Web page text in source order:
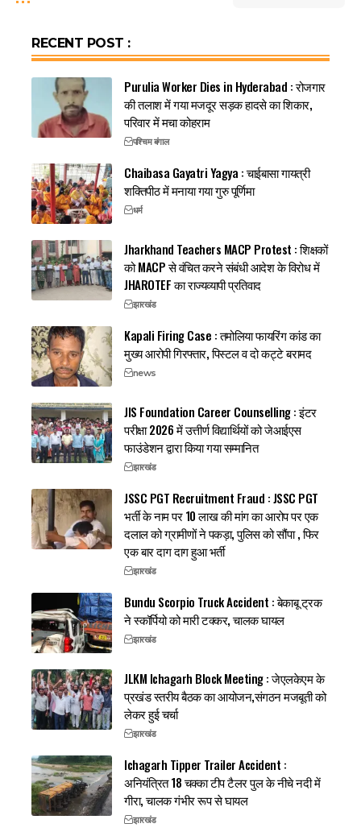
RECENT POST :
Purulia Worker Dies in Hyderabad : रोजगार
की तलाश में गया मजदूर सड़क हादसे का शिकार,
परिवार में मचा कोहराम
पश्चिम बंगाल
Chaibasa Gayatri Yagya : चाईबासा गायत्री
शक्तिपीठ में मनाया गया गुरु पूर्णिमा
धर्म
Jharkhand Teachers MACP Protest : शिक्षकों
को MACP से वंचित करने संबंधी आदेश के विरोध में
JHAROTEF का राज्यव्यापी प्रतिवाद
झारखंड
Kapali Firing Case : तमोलिया फायरिंग कांड का
मुख्य आरोपी गिरफ्तार, पिस्टल व दो कट्टे बरामद
news
JIS Foundation Career Counselling : इंटर
परीक्षा 2026 में उत्तीर्ण विद्यार्थियों को जेआईएस
फाउंडेशन द्वारा किया गया सम्मानित
झारखंड
JSSC PGT Recruitment Fraud : JSSC PGT
भर्ती के नाम पर 10 लाख की मांग का आरोप पर एक
दलाल को ग्रामीणों ने पकड़ा, पुलिस को सौंपा , फिर
एक बार दाग दाग हुआ भर्ती
झारखंड
Bundu Scorpio Truck Accident : बेकाबू ट्रक
ने स्कॉर्पियो को मारी टक्कर, चालक घायल
झारखंड
JLKM Ichagarh Block Meeting : जेएलकेएम के
प्रखंड स्तरीय बैठक का आयोजन,संगठन मजबूती को
लेकर हुई चर्चा
झारखंड
Ichagarh Tipper Trailer Accident :
अनियंत्रित 18 चक्का टीप टैलर पुल के नीचे नदी में
गीरा, चालक गंभीर रूप से घायल
झारखंड